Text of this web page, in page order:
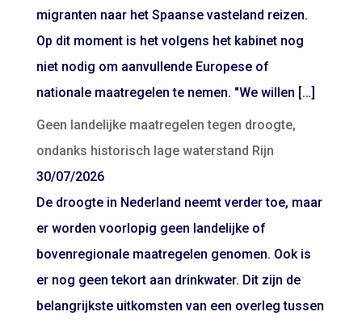
migranten naar het Spaanse vasteland reizen.
Op dit moment is het volgens het kabinet nog
niet nodig om aanvullende Europese of
nationale maatregelen te nemen. "We willen […]
Geen landelijke maatregelen tegen droogte,
ondanks historisch lage waterstand Rijn
30/07/2026
De droogte in Nederland neemt verder toe, maar
er worden voorlopig geen landelijke of
bovenregionale maatregelen genomen. Ook is
er nog geen tekort aan drinkwater. Dit zijn de
belangrijkste uitkomsten van een overleg tussen